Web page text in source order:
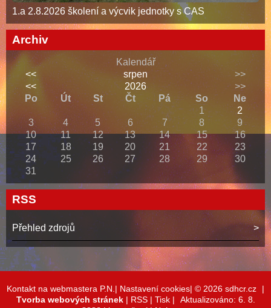
1.a 2.8.2026 školení a výcvik jednotky s CAS
Archiv
Kalendář
<<
srpen
>>
<<
2026
>>
Po
Út St Čt Pá So
Ne
1
2
3
4 5 6 7 8
9
10
11 12 13 14 15
16
17
18 19 20 21 22
23
24
25 26 27 28 29
30
31
RSS
Přehled zdrojů
Kontakt na webmastera P.N.| Nastavení cookies| © 2026 sdhcr.cz
|
Tvorba webových stránek| RSS| Tisk|
Aktualizováno: 6. 8.